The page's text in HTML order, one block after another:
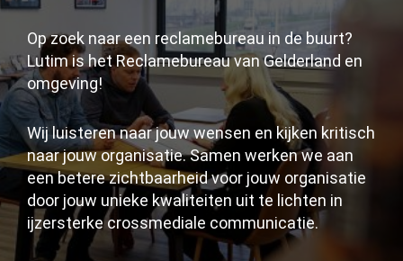
Op zoek naar een reclamebureau in de buurt?
Lutim is het Reclamebureau van Gelderland en
omgeving!
Wij luisteren naar jouw wensen en kijken kritisch
naar jouw organisatie. Samen werken we aan
een betere zichtbaarheid voor jouw organisatie
door jouw unieke kwaliteiten uit te lichten in
ijzersterke crossmediale communicatie.